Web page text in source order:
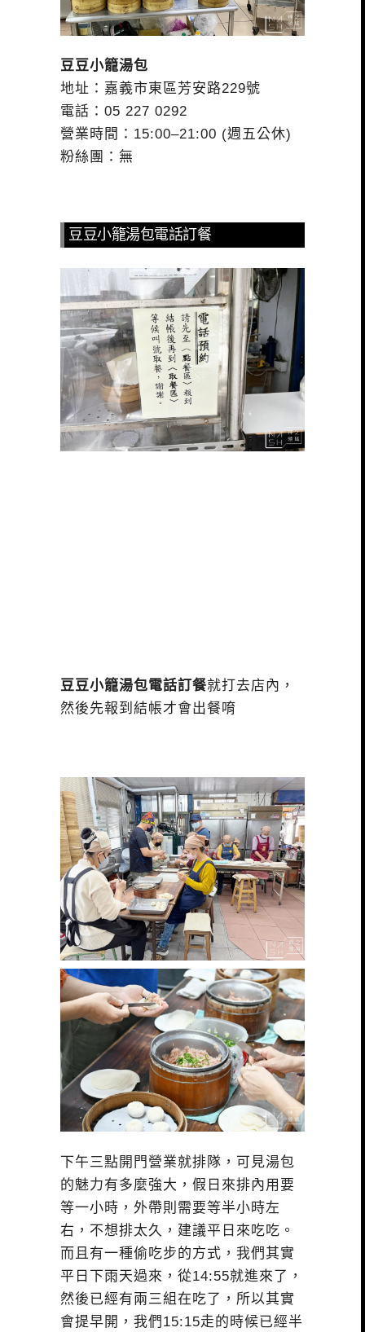
豆豆小籠湯包
地址：嘉義市東區芳安路229號
電話：05 227 0292
營業時間：15:00–21:00 (週五公休)
粉絲團：無
豆豆小籠湯包電話訂餐
豆豆小籠湯包電話訂餐就打去店內，
然後先報到結帳才會出餐唷
下午三點開門營業就排隊，可見湯包
的魅力有多麼強大，假日來排內用要
等一小時，外帶則需要等半小時左
右，不想排太久，建議平日來吃吃。
而且有一種偷吃步的方式，我們其實
平日下雨天過來，從14:55就進來了，
然後已經有兩三組在吃了，所以其實
會提早開，我們15:15走的時候已經半